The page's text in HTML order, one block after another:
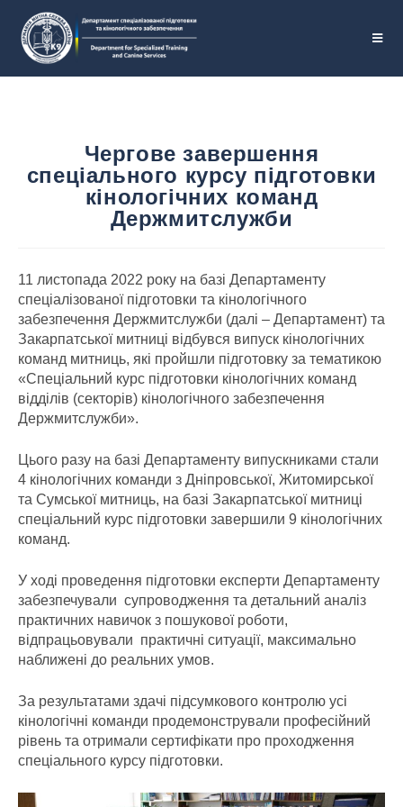
Чергове завершення
спеціального курсу підготовки
кінологічних команд
Держмитслужби
11 листопада 2022 року на базі Департаменту
спеціалізованої підготовки та кінологічного
забезпечення Держмитслужби (далі – Департамент) та
Закарпатської митниці відбувся випуск кінологічних
команд митниць, які пройшли підготовку за тематикою
«Спеціальний курс підготовки кінологічних команд
відділів (секторів) кінологічного забезпечення
Держмитслужби».
Цього разу на базі Департаменту випускниками стали
4 кінологічних команди з Дніпровської, Житомирської
та Сумської митниць, на базі Закарпатської митниці
спеціальний курс підготовки завершили 9 кінологічних
команд.
У ході проведення підготовки експерти Департаменту
забезпечували супроводження та детальний аналіз
практичних навичок з пошукової роботи,
відпрацьовували практичні ситуації, максимально
наближені до реальних умов.
За результатами здачі підсумкового контролю усі
кінологічні команди продемонстрували професійний
рівень та отримали сертифікати про проходження
спеціального курсу підготовки.